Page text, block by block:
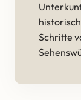
Schritte